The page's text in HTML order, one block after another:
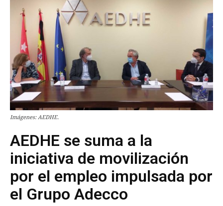
Imágenes: AEDHE.
AEDHE se suma a la
iniciativa de movilización
por el empleo impulsada por
el Grupo Adecco